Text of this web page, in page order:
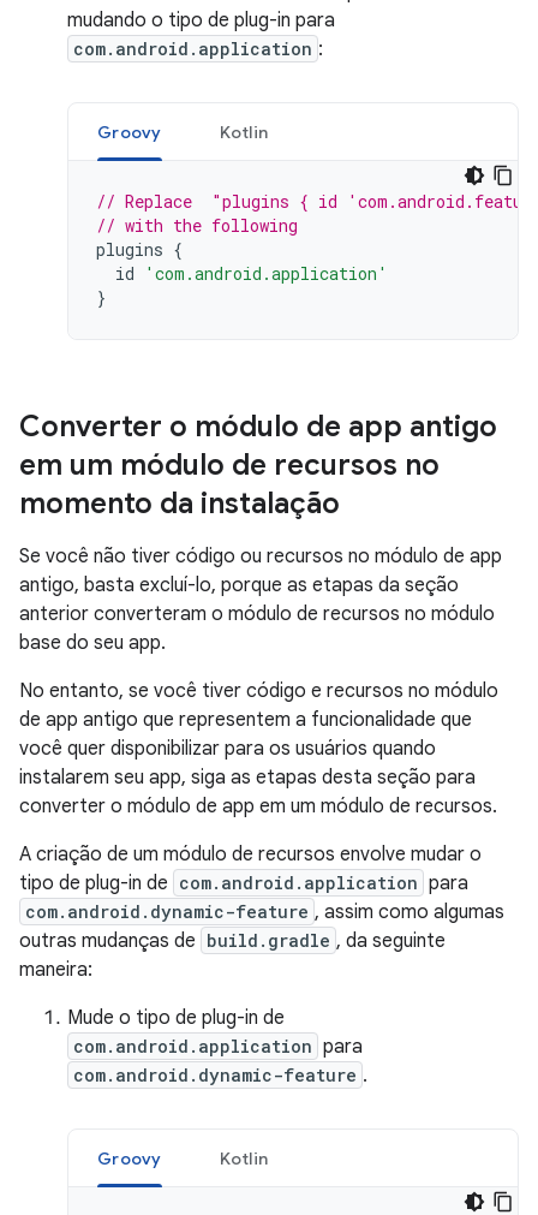
mudando o tipo de plug-in para
com.android.application :
Groovy Kotlin
// Replace  "plugins { id
// with the following
plugins {
id
'com.android.application'
}
Converter o módulo de app antigo
em um módulo de recursos no
momento da instalação
Se você não tiver código ou recursos no módulo de app
antigo, basta excluí-lo, porque as etapas da seção
anterior converteram o módulo de recursos no módulo
base do seu app.
No entanto, se você tiver código e recursos no módulo
de app antigo que representem a funcionalidade que
você quer disponibilizar para os usuários quando
instalarem seu app, siga as etapas desta seção para
converter o módulo de app em um módulo de recursos.
A criação de um módulo de recursos envolve mudar o
tipo de plug-in de com.android.application para
com.android.dynamic-feature , assim como algumas
outras mudanças de build.gradle , da seguinte
maneira:
Mude o tipo de plug-in de
com.android.application para
com.android.dynamic-feature .
Groovy Kotlin